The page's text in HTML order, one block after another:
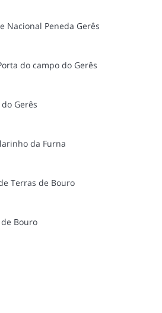
Nacional Peneda Gerês
do campo do Gerês
Gerês
da Furna
Terras de Bouro
Bouro